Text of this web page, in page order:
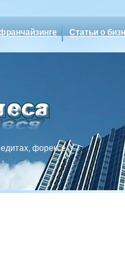
Статьи о
форексе